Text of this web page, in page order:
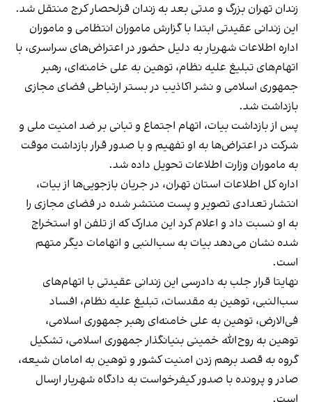
زندان تهران بزرگ و مدتی بعد به زندان قزلحصار کرج منتقل شد.
این زندانی عقیدتی ابتدا با گزارش ماموران انتظامی و ماموران
اداره اطلاعات شهریار به دلیل حضور در اعتراض‌های سراسری، با
اتهام‌های تبلیغ علیه نظام، توهین به علی خامنه‌ای، رهبر
جمهوری اسلامی و نشر اکاذیب در بستر ارتباطی فضای مجازی
بازداشت شد.
پس از بازداشت بیات، اتهام اجتماع و تبانی بر ضد امنیت ملی و
شرکت در اعتراض‌ها به او تفهیم و با صدور قرار بازداشت موقت
به ماموران وزارت اطلاعات تحویل داده شد.
اداره کل اطلاعات استان تهران، در جریان بازجویی‌ها از بیات،
انتشار تعدادی تصویر و پست منتشر شده در فضای مجازی را
به او نسبت داد و اعلام کرد این مدارک که از تلفن او استخراج
شده نشان می‌دهد بیات به سب‌النبی و اتهامات دیگر متهم
است.
نهایتا قرار جلب به دادرسی این زندانی عقیدتی با اتهام‌های
سب‌النبی، توهین به مقدسات، تبلیغ علیه نظام، افساد
فی‌الارض، توهین به علی خامنه‌ای رهبر جمهوری اسلامی،
توهین به روح‌الله خمینی بنیانگذار جمهوری اسلامی، تشکیل
گروه به قصد برهم زدن امنیت کشور و توهین به امامان شیعه،
صادر و پرونده با صدور کیفرخواست به دادگاه شهریار ارسال